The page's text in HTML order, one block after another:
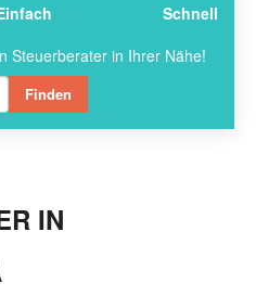
Schnell
Steuerberater in Ihrer Nähe!
Finden
IN